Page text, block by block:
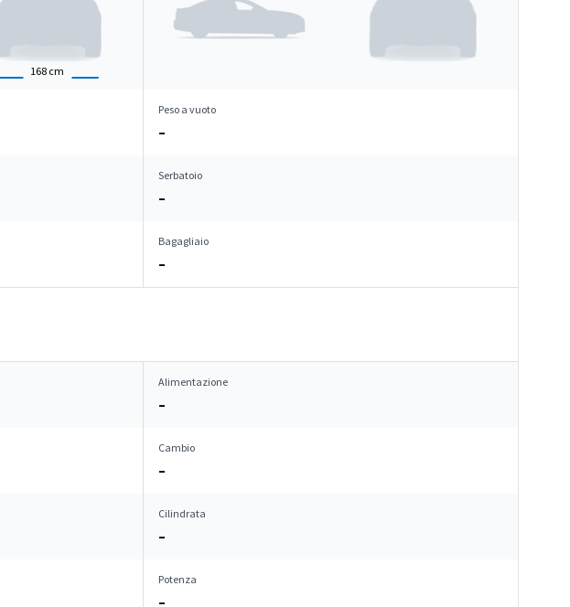
168 cm
Peso a vuoto
–
Serbatoio
–
Bagagliaio
–
Alimentazione
–
Cambio
–
Cilindrata
–
Potenza
–